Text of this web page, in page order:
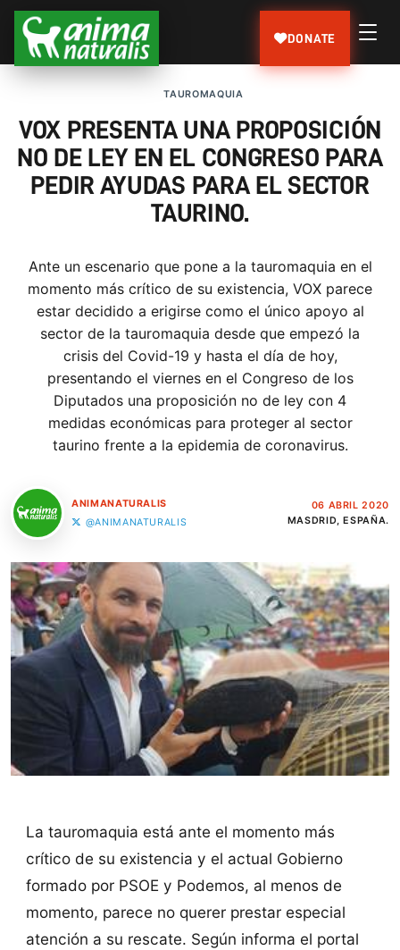
DONATE
TAUROMAQUIA
VOX PRESENTA UNA PROPOSICIÓN
NO DE LEY EN EL CONGRESO PARA
PEDIR AYUDAS PARA EL SECTOR
TAURINO.
Ante un escenario que pone a la tauromaquia en el
momento más crítico de su existencia, VOX parece
estar decidido a erigirse como el único apoyo al
sector de la tauromaquia desde que empezó la
crisis del Covid-19 y hasta el día de hoy,
presentando el viernes en el Congreso de los
Diputados una proposición no de ley con 4
medidas económicas para proteger al sector
taurino frente a la epidemia de coronavirus.
ANIMANATURALIS
@ANIMANATURALIS
06 ABRIL 2020
MASDRID, ESPAÑA.
La tauromaquia está ante el momento más
crítico de su existencia y el actual Gobierno
formado por PSOE y Podemos, al menos de
momento, parece no querer prestar especial
atención a su rescate. Según informa el portal